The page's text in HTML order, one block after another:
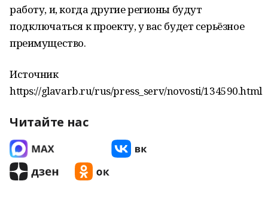
работу, и, когда другие регионы будут
подключаться к проекту, у вас будет серьёзное
преимущество.
Источник
https://glavarb.ru/rus/press_serv/novosti/134590.html
Читайте нас